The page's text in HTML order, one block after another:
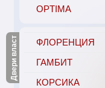
OPTIMA
Двери власт
ФЛОРЕНЦИЯ
ГАМБИТ
КОРСИКА